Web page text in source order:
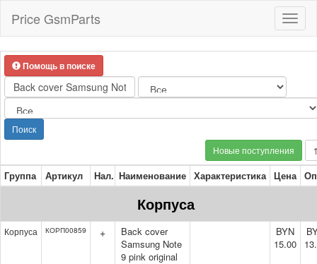
Price GsmParts
Помощь в поиске
Поиск
Новые поступления
Группа Артикул Нал. Наименование Характеристика Цена
Корпуса
Корпуса КОРП00859 +
Back cover
Samsung Note
9 pink original
BYN
15.00